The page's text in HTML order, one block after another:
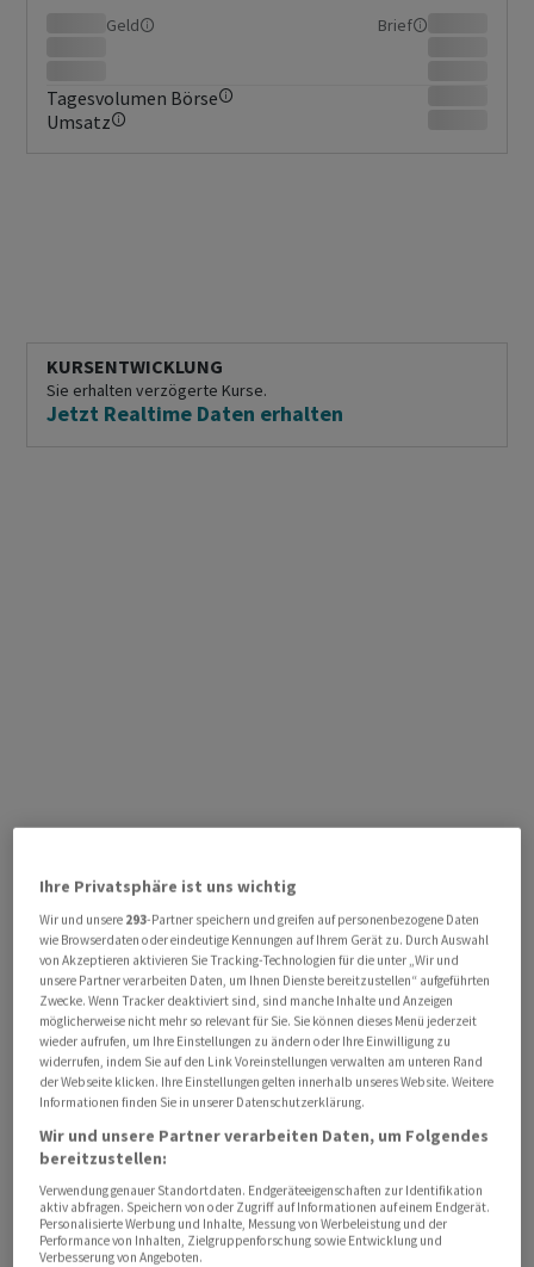
Geld Brief
Tagesvolumen Börse
Umsatz
KURSENTWICKLUNG
Sie erhalten verzögerte Kurse.
Jetzt Realtime Daten erhalten
Ihre Privatsphäre ist uns wichtig
Wir und unsere 293-Partner speichern und greifen auf personenbezogene Daten
wie Browserdaten oder eindeutige Kennungen auf Ihrem Gerät zu. Durch Auswahl
von Akzeptieren aktivieren Sie Tracking-Technologien für die unter „Wir und
unsere Partner verarbeiten Daten, um Ihnen Dienste bereitzustellen“ aufgeführten
Zwecke. Wenn Tracker deaktiviert sind, sind manche Inhalte und Anzeigen
möglicherweise nicht mehr so relevant für Sie. Sie können dieses Menü jederzeit
wieder aufrufen, um Ihre Einstellungen zu ändern oder Ihre Einwilligung zu
widerrufen, indem Sie auf den Link Voreinstellungen verwalten am unteren Rand
der Webseite klicken. Ihre Einstellungen gelten innerhalb unseres Website. Weitere
Informationen finden Sie in unserer Datenschutzerklärung.
Wir und unsere Partner verarbeiten Daten, um Folgendes
bereitzustellen:
Verwendung genauer Standortdaten. Endgeräteeigenschaften zur Identifikation
aktiv abfragen. Speichern von oder Zugriff auf Informationen auf einem Endgerät.
Personalisierte Werbung und Inhalte, Messung von Werbeleistung und der
Performance von Inhalten, Zielgruppenforschung sowie Entwicklung und
Verbesserung von Angeboten.